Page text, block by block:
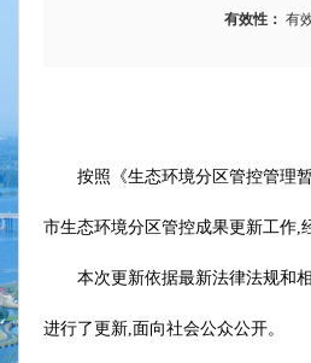
有效性： 有
按照《生态环境分区管控管理
市生态环境分区管控成果更新工作,
本次更新依据最新法律法规和
进行了更新,面向社会公众公开。